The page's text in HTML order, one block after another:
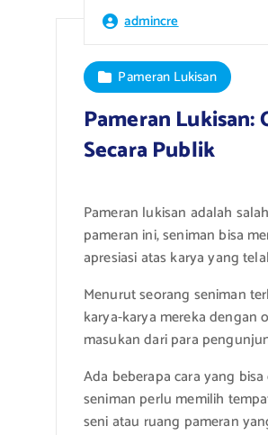
admincre
Pameran Lukisan
Pameran
Secara Publik
Pameran lukisan adalah
pameran ini, seniman bisa
apresiasi atas karya yang
Menurut seorang seniman
karya-karya mereka dengan
masukan dari para
Ada beberapa cara yang
seniman perlu memilih
seni atau ruang pameran